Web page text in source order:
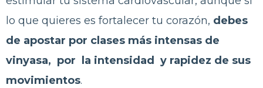
lo que quieres es fortalecer tu corazón, debes
de apostar por clases más intensas de
vinyasa, por la intensidad y rapidez de sus
movimientos.